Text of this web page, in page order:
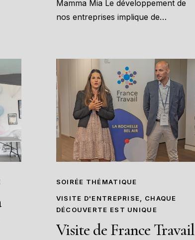
Mamma Mia Le développement de
nos entreprises implique de…
SOIRÉE THÉMATIQUE
VISITE D'ENTREPRISE, CHAQUE
DÉCOUVERTE EST UNIQUE
Visite de France Travail